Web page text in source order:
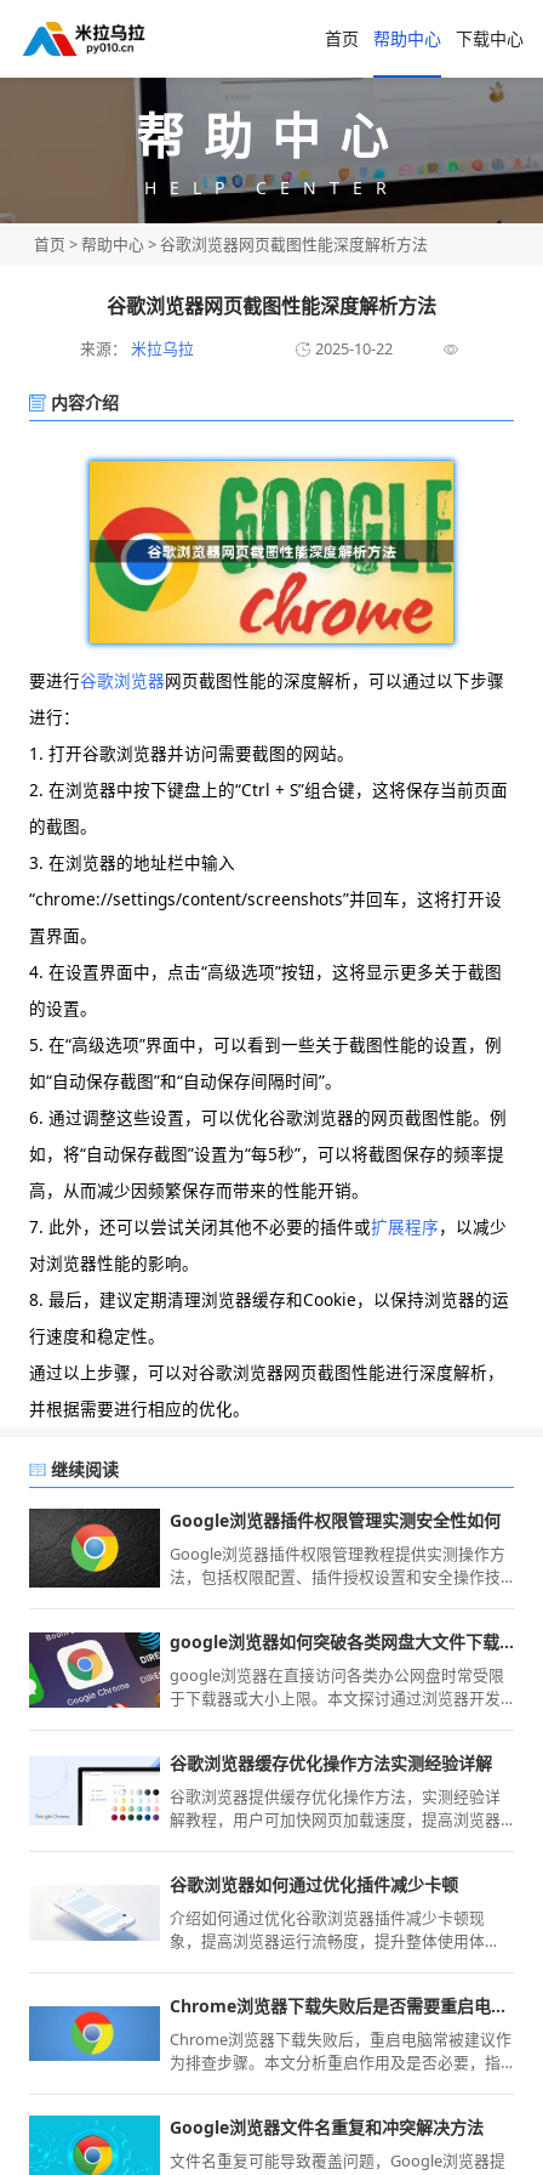
首页 帮助中心 下载中心
帮助中心
HELP CENTER
首页 >帮助中心> 谷歌浏览器网页截图性能深度解析方法
谷歌浏览器网页截图性能深度解析方法
来源： 米拉乌拉 2025-10-22
内容介绍
要进行谷歌浏览器网页截图性能的深度解析，可以通过以下步骤
进行：
1. 打开谷歌浏览器并访问需要截图的网站。
2. 在浏览器中按下键盘上的“Ctrl + S”组合键，这将保存当前页面
的截图。
3. 在浏览器的地址栏中输入
“chrome://settings/content/screenshots”并回车，这将打开设
置界面。
4. 在设置界面中，点击“高级选项”按钮，这将显示更多关于截图
的设置。
5. 在“高级选项”界面中，可以看到一些关于截图性能的设置，例
如“自动保存截图”和“自动保存间隔时间”。
6. 通过调整这些设置，可以优化谷歌浏览器的网页截图性能。例
如，将“自动保存截图”设置为“每5秒”，可以将截图保存的频率提
高，从而减少因频繁保存而带来的性能开销。
7. 此外，还可以尝试关闭其他不必要的插件或扩展程序，以减少
对浏览器性能的影响。
8. 最后，建议定期清理浏览器缓存和Cookie，以保持浏览器的运
行速度和稳定性。
通过以上步骤，可以对谷歌浏览器网页截图性能进行深度解析，
并根据需要进行相应的优化。
继续阅读
Google浏览器插件权限管理实测安全性如何
Google浏览器插件权限管理教程提供实测操作方
法，包括权限配置、插件授权设置和安全操作技
google浏览器如何突破各类网盘大文件下载限制
google浏览器在直接访问各类办公网盘时常受限
于下载器或大小上限。本文探讨通过浏览器开发
输。
谷歌浏览器缓存优化操作方法实测经验详解
谷歌浏览器提供缓存优化操作方法，实测经验详
解教程，用户可加快网页加载速度，提高浏览器
谷歌浏览器如何通过优化插件减少卡顿
介绍如何通过优化谷歌浏览器插件减少卡顿现
象，提高浏览器运行流畅度，提升整体使用体
Chrome浏览器下载失败后是否需要重启电脑尝试
Chrome浏览器下载失败后，重启电脑常被建议作
为排查步骤。本文分析重启作用及是否必要，指
Google浏览器文件名重复和冲突解决方法
文件名重复可能导致覆盖问题，Google浏览器提